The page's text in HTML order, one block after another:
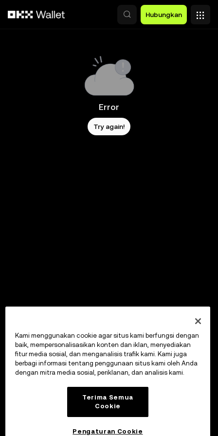
Hubungkan
Error
Try again!
Kami menggunakan cookie agar situs kami berfungsi dengan
baik, mempersonalisasikan konten dan iklan, menyediakan
fitur media sosial, dan menganalisis trafik kami. Kami juga
berbagi informasi tentang penggunaan situs kami oleh Anda
dengan mitra media sosial, periklanan, dan analisis kami.
Terima Semua
Cookie
Pengaturan Cookie